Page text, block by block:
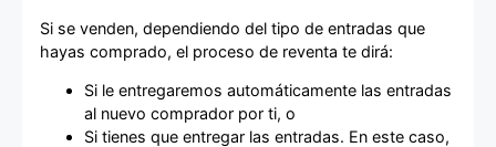
Si se venden, dependiendo del tipo de entradas que
hayas comprado, el proceso de reventa te dirá:
Si le entregaremos automáticamente las entradas
al nuevo comprador por ti, o
Si tienes que entregar las entradas. En este caso,